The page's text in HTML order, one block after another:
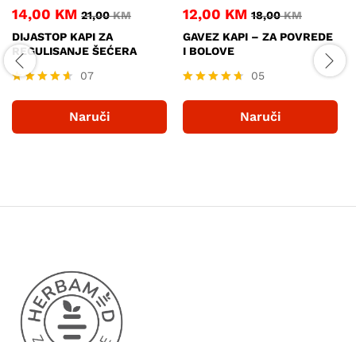
14,00 KM 21,00KM
DIJASTOP KAPI ZA
REGULISANJE ŠEĆERA
4.57
07
Naruči
12,00 KM 18,00KM
GAVEZ KAPI – ZA POVREDE
I BOLOVE
4.60
05
Naruči